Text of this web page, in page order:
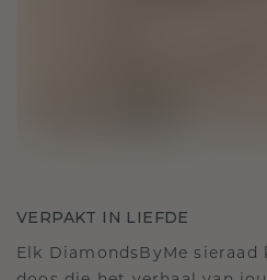
VERPAKT IN LIEFDE
Elk DiamondsByMe